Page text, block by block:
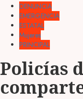
DENUNCIA
EMERGENCIA
ESTATAL
Mujeres
PRINCIPAL
Policías